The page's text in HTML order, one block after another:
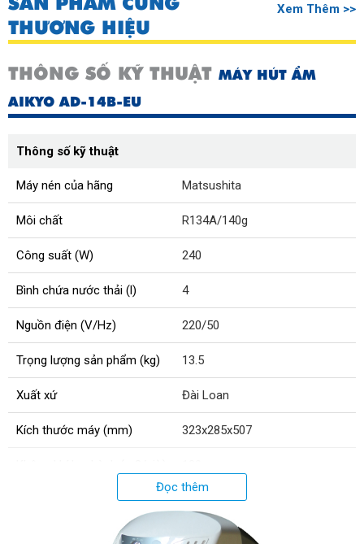
THƯƠNG HIỆU
Xem Thêm >>
THÔNG SỐ KỸ THUẬT MÁY HÚT ẨM
AIKYO AD-14B-EU
Thông số kỹ thuật
Máy nén của hãng Matsushita
Môi chất R134A/140g
Công suất (W) 240
Bình chứa nước thải (l) 4
Nguồn điện (V/Hz) 220/50
Trọng lượng sản phẩm (kg) 13.5
Xuất xứ Đài Loan
Kích thước máy (mm) 323x285x507
Ngưng tụ lạnh
Dải kiểm soát độ ẩm (%) 40 - 80
Đọc thêm